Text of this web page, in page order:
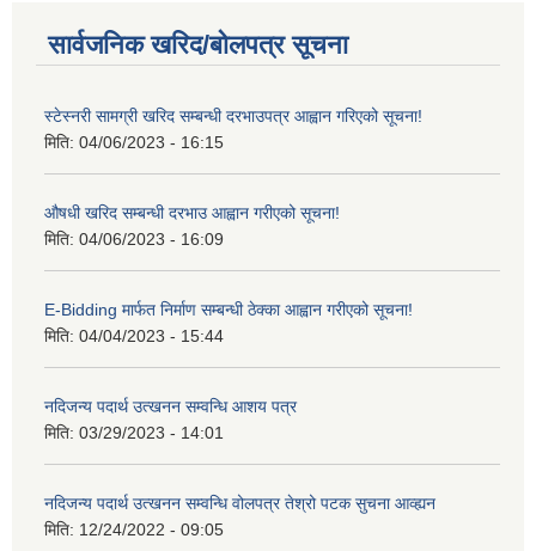
सार्वजनिक खरिद/बोलपत्र सूचना
स्टेस्नरी सामग्री खरिद सम्बन्धी दरभाउपत्र आह्वान गरिएको सूचना!
मिति: 04/06/2023 - 16:15
औषधी खरिद सम्बन्धी दरभाउ आह्वान गरीएको सूचना!
मिति: 04/06/2023 - 16:09
E-Bidding मार्फत निर्माण सम्बन्धी ठेक्का आह्वान गरीएको सूचना!
मिति: 04/04/2023 - 15:44
नदिजन्य पदार्थ उत्खनन सम्वन्धि आशय पत्र
मिति: 03/29/2023 - 14:01
नदिजन्य पदार्थ उत्खनन सम्वन्धि वोलपत्र तेश्रो पटक सुचना आव्ह्यन
मिति: 12/24/2022 - 09:05